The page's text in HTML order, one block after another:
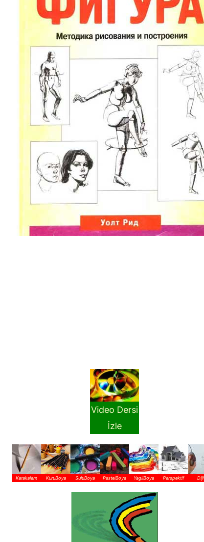
Video Dersi
İzle
Karakalem KuruBoya SuluBoya PastelBoya YagliBoya Perspektif